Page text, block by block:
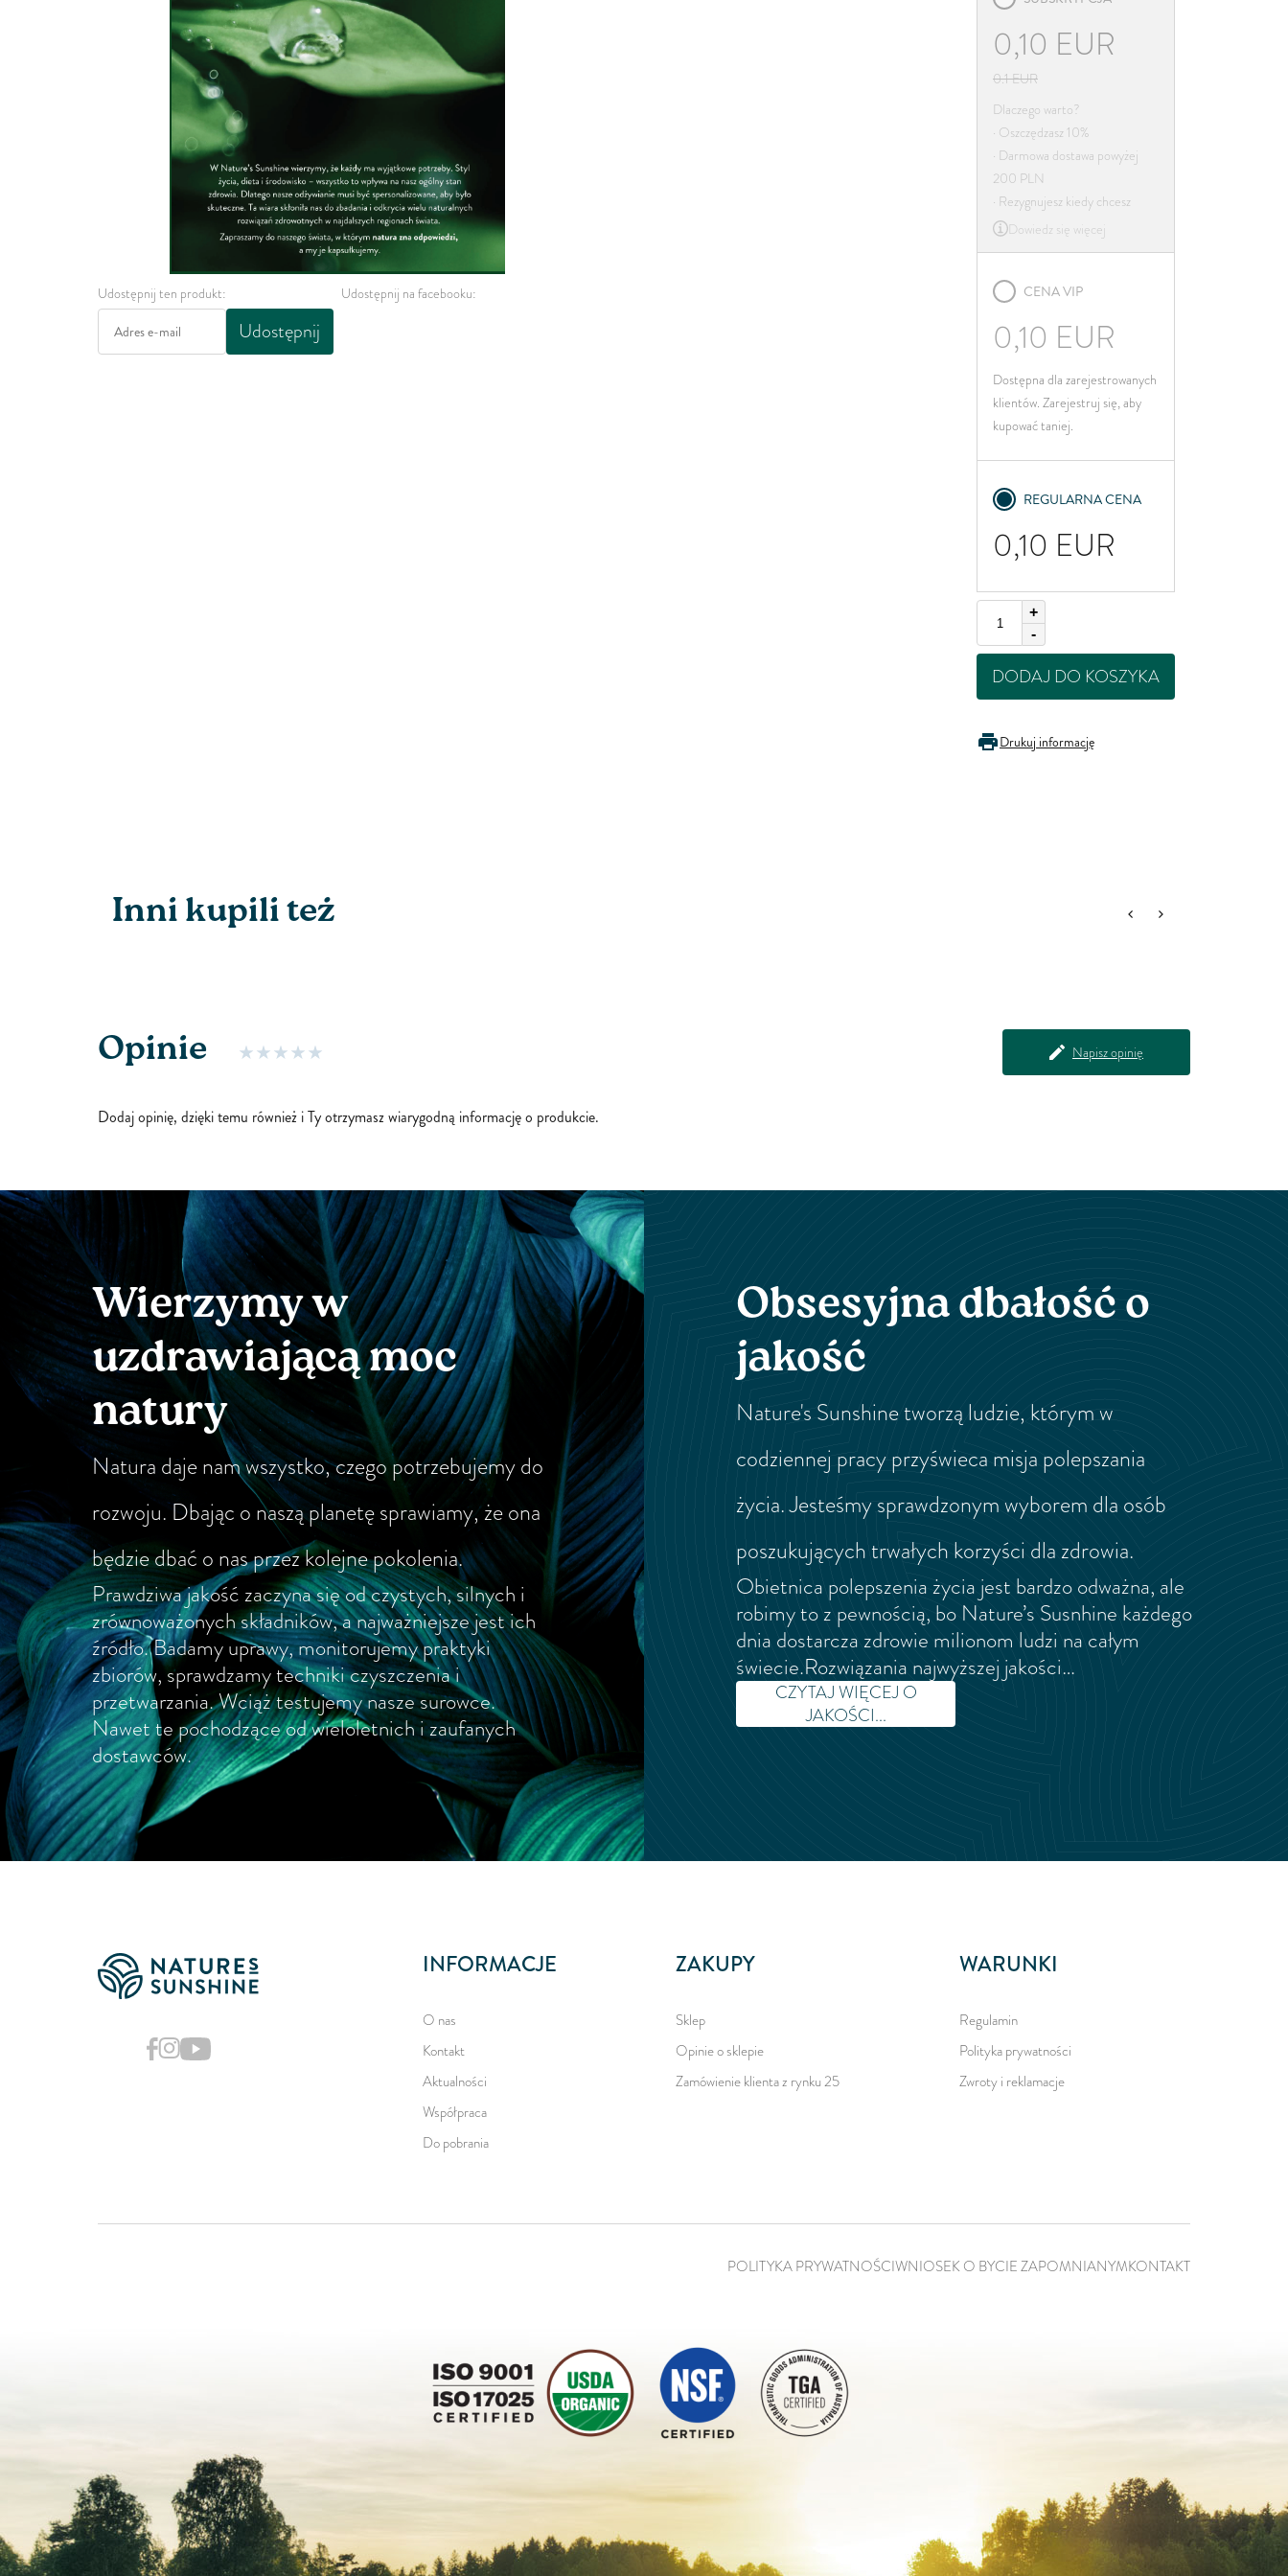
Udostępnij ten produkt:
Udostępnij
Udostępnij na facebooku:
0,10 EUR
0.1EUR
Dlaczego warto?
· Oszczędzasz 10%
· Darmowa dostawa powyżej
200 PLN
· Rezygnujesz kiedy chcesz
Dowiedz się więcej
CENA VIP
0,10 EUR
Dostępna dla zarejestrowanych
klientów. Zarejestruj się, aby
kupować taniej.
REGULARNA CENA
0,10 EUR
+
-
DODAJ DO KOSZYKA
Drukuj informację
Inni kupili też
Opinie Napisz opinię
Dodaj opinię, dzięki temu również i Ty otrzymasz wiarygodną informację o produkcie.
Wierzymy w
uzdrawiającą moc
natury
Natura daje nam wszystko, czego potrzebujemy do
rozwoju. Dbając o naszą planetę sprawiamy, że ona
będzie dbać o nas przez kolejne pokolenia.
Prawdziwa jakość zaczyna się od czystych, silnych i
zrównoważonych składników, a najważniejsze jest ich
źródło. Badamy uprawy, monitorujemy praktyki
zbiorów, sprawdzamy techniki czyszczenia i
przetwarzania. Wciąż testujemy nasze surowce.
Nawet te pochodzące od wieloletnich i zaufanych
dostawców.
Obsesyjna dbałość o
jakość
Nature's Sunshine tworzą ludzie, którym w
codziennej pracy przyświeca misja polepszania
życia. Jesteśmy sprawdzonym wyborem dla osób
poszukujących trwałych korzyści dla zdrowia.
Obietnica polepszenia życia jest bardzo odważna, ale
robimy to z pewnością, bo Nature’s Susnhine każdego
dnia dostarcza zdrowie milionom ludzi na całym
świecie.Rozwiązania najwyższej jakości…
CZYTAJ WIĘCEJ O
JAKOŚCI...
INFORMACJE
O nas
Kontakt
Aktualności
Współpraca
Do pobrania
ZAKUPY
Sklep
Opinie o sklepie
Zamówienie klienta z rynku 25
WARUNKI
Regulamin
Polityka prywatności
Zwroty i reklamacje
POLITYKA PRYWATNOŚCIWNIOSEK O BYCIE ZAPOMNIANYMKONTAKT